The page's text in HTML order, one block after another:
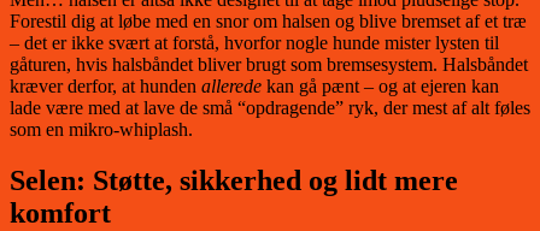
Forestil dig at løbe med en snor om halsen og blive bremset af et træ
– det er ikke svært at forstå, hvorfor nogle hunde mister lysten til
gåturen, hvis halsbåndet bliver brugt som bremsesystem. Halsbåndet
kræver derfor, at hunden allerede kan gå pænt – og at ejeren kan
lade være med at lave de små “opdragende” ryk, der mest af alt føles
som en mikro-whiplash.
Selen: Støtte, sikkerhed og lidt mere
komfort